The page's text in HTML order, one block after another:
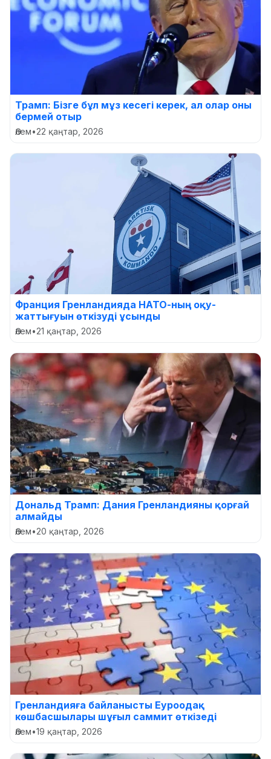
Трамп: Бізге бұл мұз кесегі керек, ал олар оны
бермей отыр
Әлем•22 қаңтар, 2026
Франция Гренландияда НАТО-ның оқу-
жаттығуын өткізуді ұсынды
Әлем•21 қаңтар, 2026
Дональд Трамп: Дания Гренландияны қорғай
алмайды
Әлем•20 қаңтар, 2026
Гренландияға байланысты Еуроодақ
көшбасшылары шұғыл саммит өткізеді
Әлем•19 қаңтар, 2026